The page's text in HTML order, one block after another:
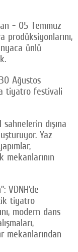
- 05 Temmuz
prodüksiyonlarını,
ünlü
Ağustos
tiyatro festivali
dışına
Yaz
mekanlarının
VDNH’de
tiyatro
modern dans
mekanlarından